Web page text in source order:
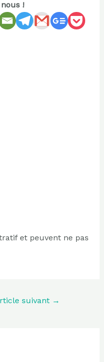
!
et peuvent ne pas
suivant →